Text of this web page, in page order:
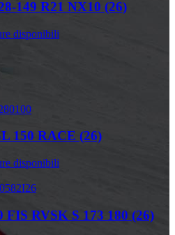
149 R21 NX10 (26)
disponibili
150 RACE (26)
disponibili
RVSK S 173 180 (26)